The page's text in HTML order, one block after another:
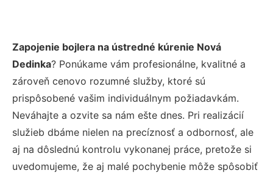
Zapojenie bojlera na ústredné kúrenie Nová
Dedinka? Ponúkame vám profesionálne, kvalitné a
zároveň cenovo rozumné služby, ktoré sú
prispôsobené vašim individuálnym požiadavkám.
Neváhajte a ozvite sa nám ešte dnes. Pri realizácií
služieb dbáme nielen na precíznosť a odbornosť, ale
aj na dôslednú kontrolu vykonanej práce, pretože si
uvedomujeme, že aj malé pochybenie môže spôsobiť